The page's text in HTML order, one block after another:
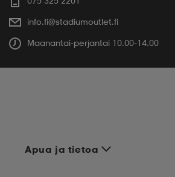
info.fi@stadiumoutlet.fi
Maanantai-perjantai 10.00-14.00
Apua ja tietoa